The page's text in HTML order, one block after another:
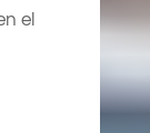
el